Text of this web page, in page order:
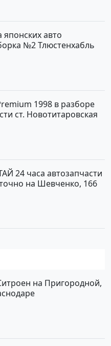
японских авто
№2 Тлюстенхабль
1998 в разборе
ст. Новотитаровская
24 часа автозапчасти
на Шевченко, 166
на Пригородной,